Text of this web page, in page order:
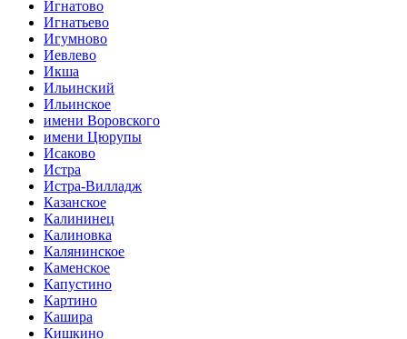
Игнатово
Игнатьево
Игумново
Иевлево
Икша
Ильинский
Ильинское
имени Воровского
имени Цюрупы
Исаково
Истра
Истра-Вилладж
Казанское
Калининец
Калиновка
Калянинское
Каменское
Капустино
Картино
Кашира
Кишкино